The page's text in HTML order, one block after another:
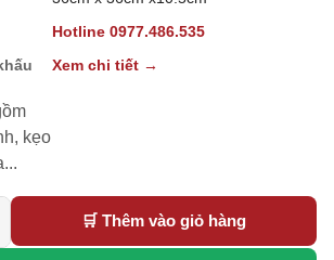
Hotline 0977.486.535
Xem chi tiết →
kẹo
🛒 Thêm vào giỏ hàng